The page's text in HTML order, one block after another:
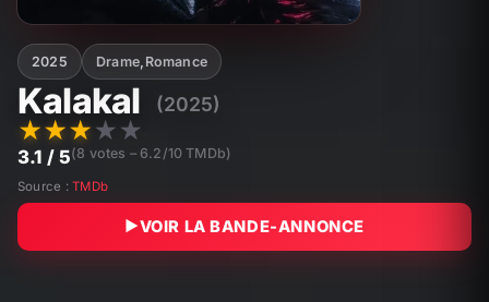
2025 Drame, Romance
Kalakal (2025)
★★★★★
3.1 / 5(8 votes – 6.2/10 TMDb)
Source :TMDb
VOIR LA BANDE-ANNONCE